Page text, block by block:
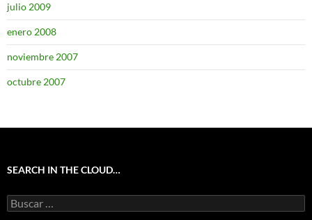
julio 2009
enero 2008
noviembre 2007
octubre 2007
SEARCH IN THE CLOUD…
Buscar: